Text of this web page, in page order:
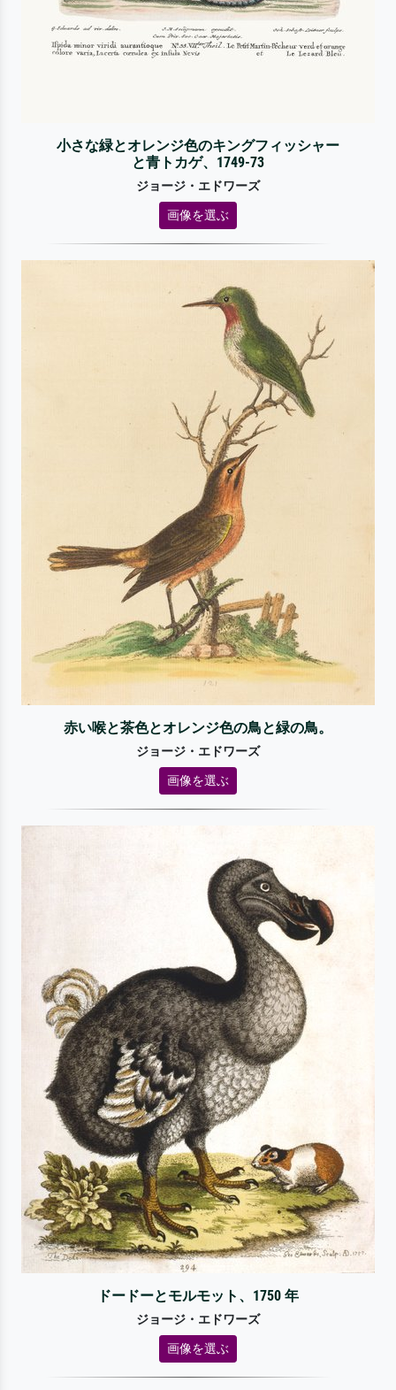
小さな緑とオレンジ色のキングフィッシャー
と青トカゲ、1749-73
ジョージ・エドワーズ
画像を選ぶ
赤い喉と茶色とオレンジ色の鳥と緑の鳥。
ジョージ・エドワーズ
画像を選ぶ
ドードーとモルモット、1750 年
ジョージ・エドワーズ
画像を選ぶ